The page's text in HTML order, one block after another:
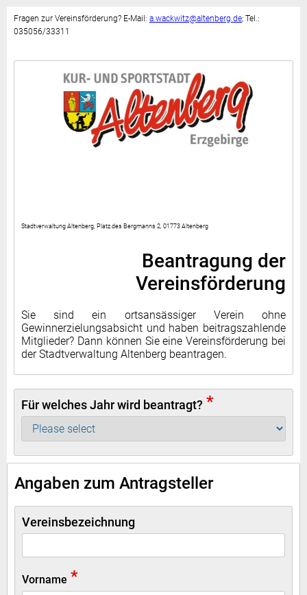
Fragen zur Vereinsförderung? E-Mail: a.wackwitz@altenberg.de; Tel.:
035056/33311
Stadtverwaltung Altenberg, Platz des Bergmanns 2, 01773 Altenberg
Beantragung der
Vereinsförderung
Sie sind ein ortsansässiger Verein ohne
Gewinnerzielungsabsicht und haben beitragszahlende
Mitglieder? Dann können Sie eine Vereinsförderung bei
der Stadtverwaltung Altenberg beantragen.
Für welches Jahr wird beantragt? *
Angaben zum Antragsteller
Vereinsbezeichnung
Vorname *